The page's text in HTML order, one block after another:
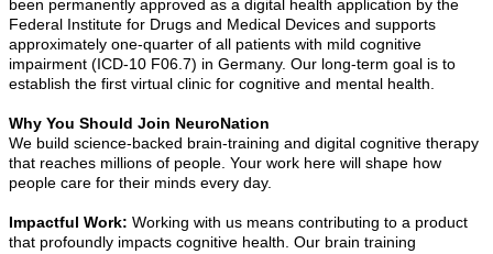
been permanently approved as a digital health application by the
Federal Institute for Drugs and Medical Devices and supports
approximately one-quarter of all patients with mild cognitive
impairment (ICD-10 F06.7) in Germany. Our long-term goal is to
establish the first virtual clinic for cognitive and mental health.
Why You Should Join NeuroNation
We build science-backed brain-training and digital cognitive therapy
that reaches millions of people. Your work here will shape how
people care for their minds every day.
Impactful Work: Working with us means contributing to a product
that profoundly impacts cognitive health. Our brain training